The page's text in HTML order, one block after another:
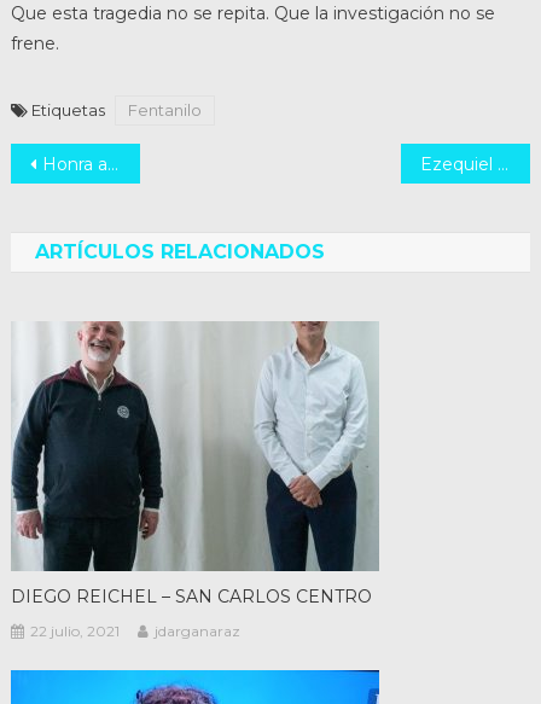
Que esta tragedia no se repita. Que la investigación no se
frene.
Etiquetas Fentanilo
Navegación
entradas
Honra al Padre de la Patria Ezequiel Torres: Candidato a Diputado Nacional por nuestro espacio Nᴜᴇᴠᴀs Iᴅᴇᴀs
ARTÍCULOS RELACIONADOS
DIEGO REICHEL – SAN CARLOS CENTRO
22 julio, 2021 jdarganaraz